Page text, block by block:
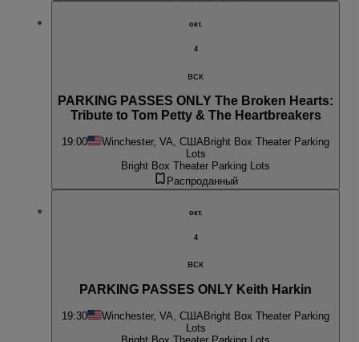
окт.
4
вск
PARKING PASSES ONLY The Broken Hearts:
Tribute to Tom Petty & The Heartbreakers
19:00 Winchester, VA, СШАBright Box Theater Parking
Lots
Bright Box Theater Parking Lots
Распроданный
окт.
4
вск
PARKING PASSES ONLY Keith Harkin
19:30 Winchester, VA, СШАBright Box Theater Parking
Lots